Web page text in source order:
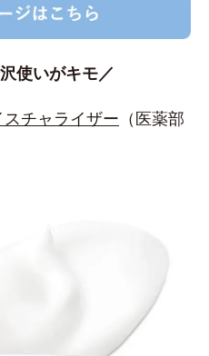
使いがキモ／
チャライザー （医薬部